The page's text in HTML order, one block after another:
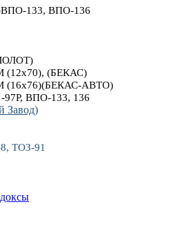
133, ВПО-136
(12х70), (БЕКАС)
(16х76)(БЕКАС-АВТО)
ВПО-133, 136
Завод)
ТОЗ-91